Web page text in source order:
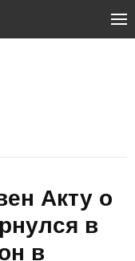
Акту о
в
в